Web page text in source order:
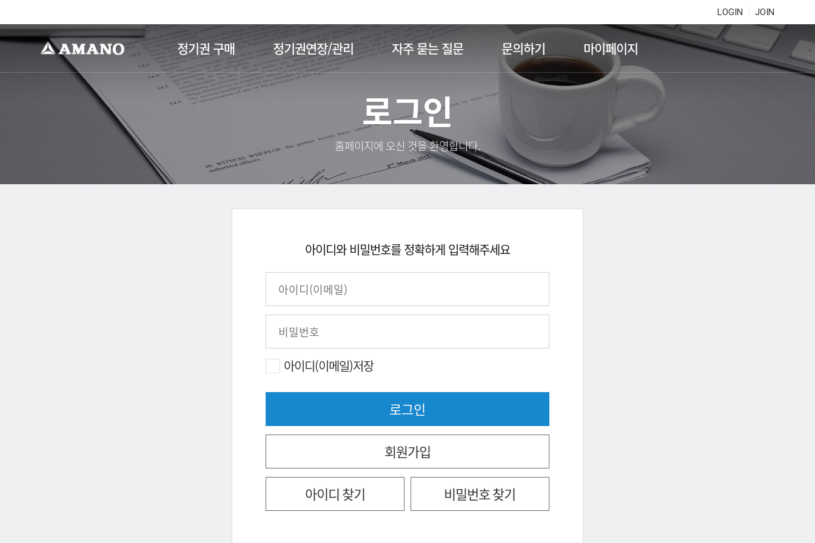
LOGIN JOIN
정기권 구매 정기권연장/관리 자주 묻는 질문 문의하기 마이페이지
로그인
홈페이지에 오신 것을 환영합니다.
아이디와 비밀번호를 정확하게 입력해주세요
아이디(이메일)저장
회원가입
아이디 찾기 비밀번호 찾기